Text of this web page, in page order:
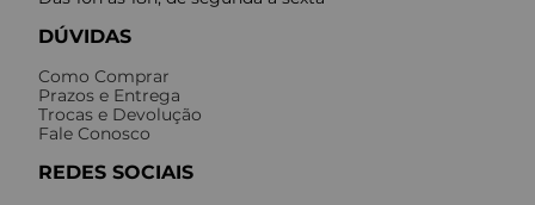
DÚVIDAS
Como Comprar
Prazos e Entrega
Trocas e Devolução
Fale Conosco
REDES SOCIAIS